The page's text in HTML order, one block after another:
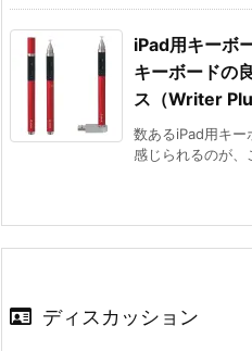
iPad用キーボ
キーボードの
ス（Writer
数あるiPad用キー
感じられるのが
ディスカッション